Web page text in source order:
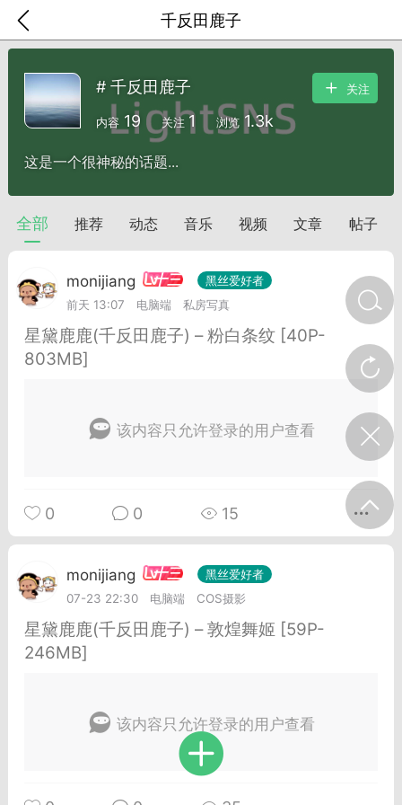
千反田鹿子
金币/会员充值 商城 签到 任务中心
摇钱树
每日打卡
十三
黑丝爱好者
04-08 13:11
告】不会解压&&网站帮助看这里&&
程&&VIP介绍
具电脑:好压 官方：
# 千反田鹿子
内容 19 关注 1 浏览 1.3k
关注
这是一个很神秘的话题...
全部 推荐 动态 音乐 视频 文章 帖子
monijiang 十三
黑丝爱好者
前天 13:07
电脑端 私房写真
星黛鹿鹿(千反田鹿子) – 粉白条纹 [40P-
803MB]
该内容只允许登录的用户查看
0 0 15
monijiang 十三
黑丝爱好者
07-23 22:30
电脑端 COS摄影
星黛鹿鹿(千反田鹿子) – 敦煌舞姬 [59P-
246MB]
该内容只允许登录的用户查看